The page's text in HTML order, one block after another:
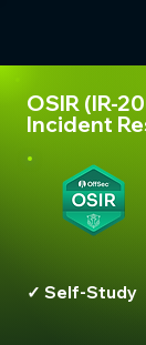
OSIR (IR-
Incident
✓ Self-Study